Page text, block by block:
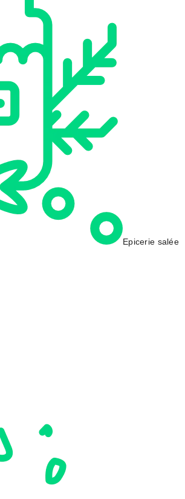
Epicerie salée